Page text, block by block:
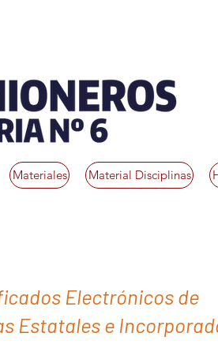
Materiales Material Disciplinas
Electrónicos de
Estatales e